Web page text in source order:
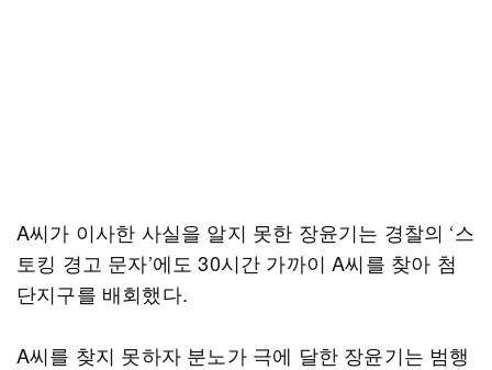
A씨가 이사한 사실을 알지 못한 장윤기는 경찰의 ‘스
토킹 경고 문자’에도 30시간 가까이 A씨를 찾아 첨
단지구를 배회했다.
A씨를 찾지 못하자 분노가 극에 달한 장윤기는 범행